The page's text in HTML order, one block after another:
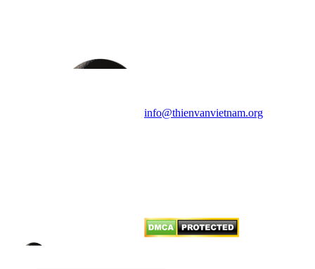
info@thienvanvietnam.org